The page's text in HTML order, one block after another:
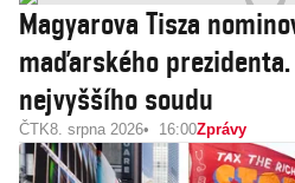
Magyarova Tisza
maďarského
nejvyššího soudu
ČTK8. srpna 2026 16:00Zprávy